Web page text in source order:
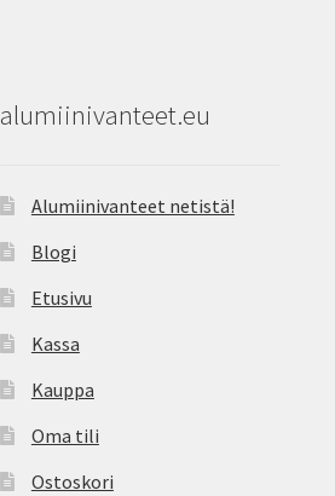
alumiinivanteet.eu
Alumiinivanteet netistä!
Blogi
Etusivu
Kassa
Kauppa
Oma tili
Ostoskori